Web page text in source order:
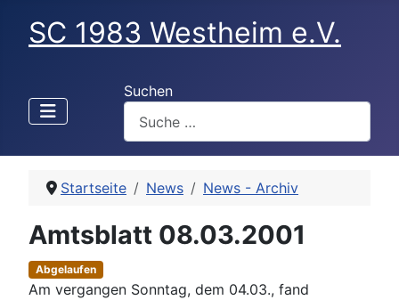
SC 1983 Westheim e.V.
Suchen
Startseite News News - Archiv
Amtsblatt 08.03.2001
Abgelaufen
Am vergangen Sonntag, dem 04.03., fand